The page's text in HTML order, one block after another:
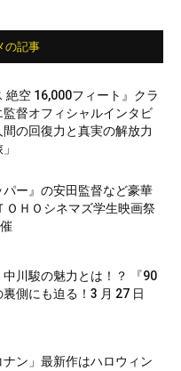
の記事
絶空 16,000フィート』クラ
督オフィシャルインタビ
間の回復力と真実の解放力
パー』の安田監督など豪華
ＯＨＯシネマズ学生映画祭
川駿の魅力とは！？ 『90
側にも迫る！3 月 27 日
ン」最新作はハロウィン